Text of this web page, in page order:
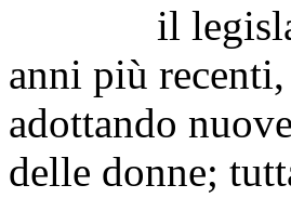
il
anni più
adottando
delle donne;